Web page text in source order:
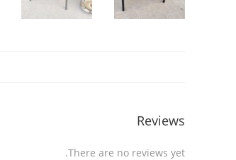
Reviews
There are no reviews yet.